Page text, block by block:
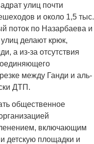
улиц почти
и около 1,5 тыс.
поток по Назарбаева и
делают крюк,
а из-за отсутствия
между Ганди и аль-
ДТП.
общественное
включающим
детскую площадки и